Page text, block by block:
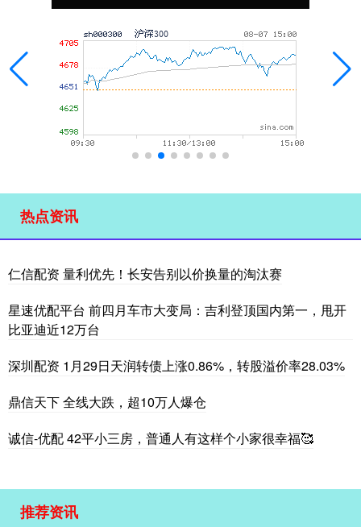
热点资讯
仁信配资 量利优先！长安告别以价换量的淘汰赛
星速优配平台 前四月车市大变局：吉利登顶国内第一，甩开
比亚迪近12万台
深圳配资 1月29日天润转债上涨0.86%，转股溢价率28.03%
鼎信天下 全线大跌，超10万人爆仓
诚信-优配 42平小三房，普通人有这样个小家很幸福🥰
推荐资讯